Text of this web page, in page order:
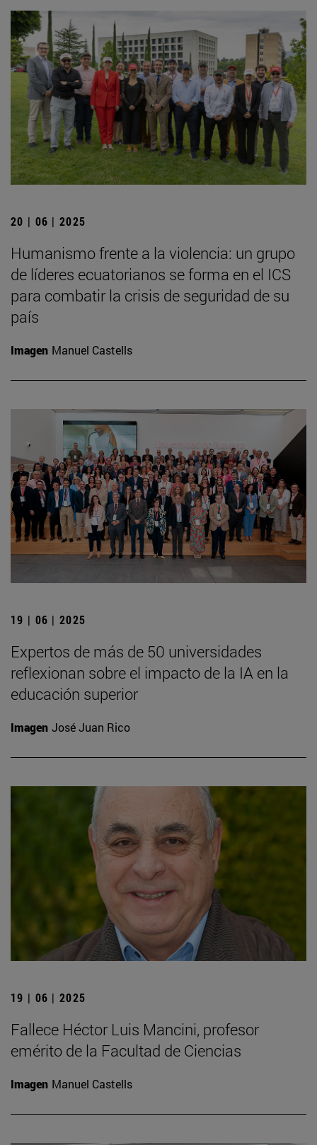
20 | 06 | 2025
Humanismo frente a la violencia: un grupo
de líderes ecuatorianos se forma en el ICS
para combatir la crisis de seguridad de su
país
Imagen Manuel Castells
19 | 06 | 2025
Expertos de más de 50 universidades
reflexionan sobre el impacto de la IA en la
educación superior
Imagen José Juan Rico
19 | 06 | 2025
Fallece Héctor Luis Mancini, profesor
emérito de la Facultad de Ciencias
Imagen Manuel Castells